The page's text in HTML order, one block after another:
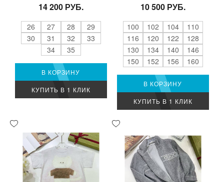
14 200 РУБ.
26 27 28
29
30
31 32
33
34
35
В КОРЗИНУ
КУПИТЬ В 1 КЛИК
10 500 РУБ.
100 102 104
110
116
120 122
128
130
134 140
146
150
152 156 160
В КОРЗИНУ
КУПИТЬ В 1 КЛИК